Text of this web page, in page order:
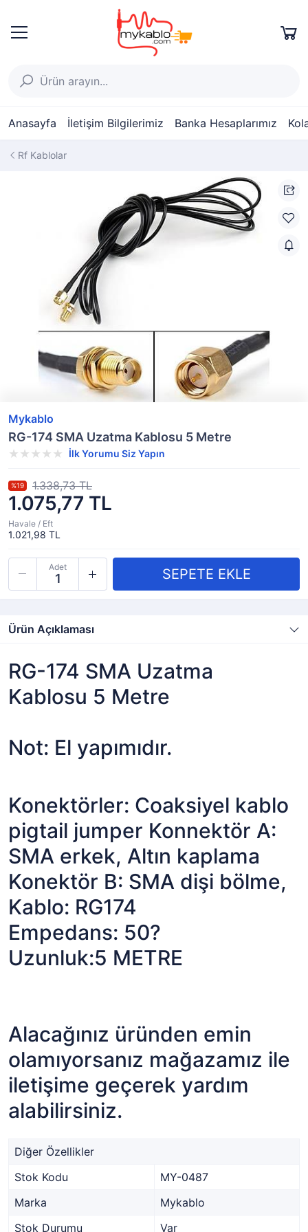
Anasayfa İletişim Bilgilerimiz Banka Hesaplarımız
Rf Kablolar
Mykablo
RG-174 SMA Uzatma Kablosu 5 Metre
İlk Yorumu Siz Yapın
1.075,77 TL
%19 1.338,73 TL
Havale / Eft
1.021,98 TL
Adet
Ürün Açıklaması
RG-174 SMA Uzatma
Kablosu 5 Metre
Not: El yapımıdır.
Konektörler: Coaksiyel kablo
pigtail jumper Konnektör A:
SMA erkek, Altın kaplama
Konektör B: SMA dişi bölme,
Kablo: RG174
Empedans: 50?
Uzunluk:5 METRE
Alacağınız üründen emin
olamıyorsanız mağazamız ile
iletişime geçerek yardım
alabilirsiniz.
Diğer Özellikler
Stok Kodu
MY-0487
Marka
Mykablo
Stok Durumu
Var